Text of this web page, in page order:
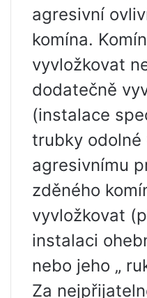
agresivní
komína.
vyvložkovat
dodatečně
(instalace
trubky odolné
agresivnímu
zděného
vyvložkovat
instalaci
nebo jeho „
Za